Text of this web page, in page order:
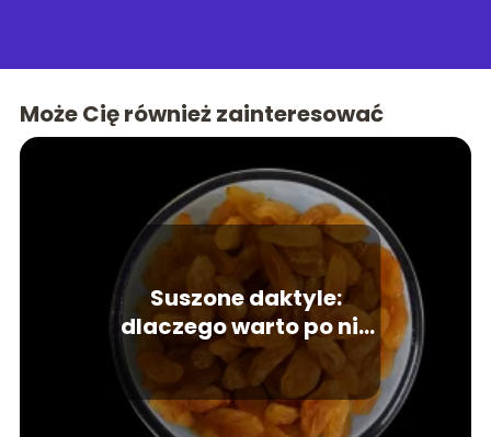
Może Cię również zainteresować
Suszone daktyle:
dlaczego warto po nie
sięgać?